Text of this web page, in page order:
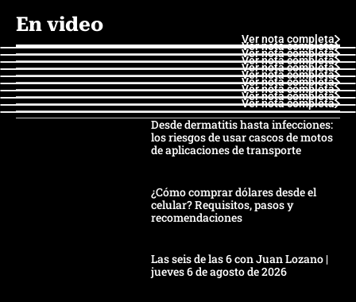
En video
Ver nota completa
Ver nota completa
Ver nota completa
Ver nota completa
Ver nota completa
Ver nota completa
Ver nota completa
Ver nota completa
Ver nota completa
Ver nota completa
Desde dermatitis hasta infecciones:
los riesgos de usar cascos de motos
de aplicaciones de transporte
¿Cómo comprar dólares desde el
celular? Requisitos, pasos y
recomendaciones
Las seis de las 6 con Juan Lozano |
jueves 6 de agosto de 2026